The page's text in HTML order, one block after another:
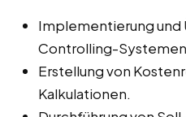
Implementierung und
Controlling-
Erstellung von
Kalkulationen.